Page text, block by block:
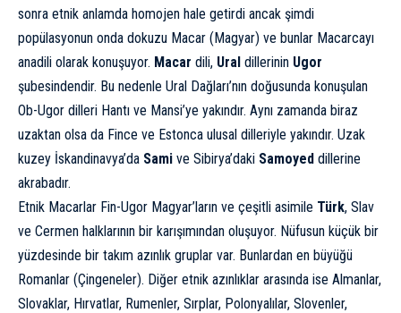
sonra etnik anlamda homojen hale getirdi ancak şimdi
popülasyonun onda dokuzu Macar (Magyar) ve bunlar Macarcayı
anadili olarak konuşuyor. Macar dili, Ural dillerinin Ugor
şubesindendir. Bu nedenle Ural Dağları’nın doğusunda konuşulan
Ob-Ugor dilleri Hantı ve Mansi’ye yakındır. Aynı zamanda biraz
uzaktan olsa da Fince ve Estonca ulusal dilleriyle yakındır. Uzak
kuzey İskandinavya’da Sami ve Sibirya’daki Samoyed dillerine
akrabadır.
Etnik Macarlar Fin-Ugor Magyar’ların ve çeşitli asimile Türk, Slav
ve Cermen halklarının bir karışımından oluşuyor. Nüfusun küçük bir
yüzdesinde bir takım azınlık gruplar var. Bunlardan en büyüğü
Romanlar (Çingeneler). Diğer etnik azınlıklar arasında ise Almanlar,
Slovaklar, Hırvatlar, Rumenler, Sırplar, Polonyalılar, Slovenler,